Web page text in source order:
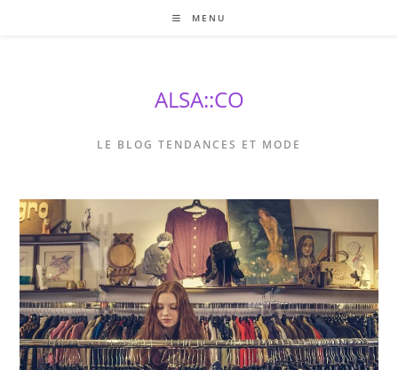
MENU
ALSA::CO
LE BLOG TENDANCES ET MODE